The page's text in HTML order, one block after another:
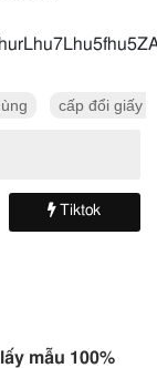
cấp đổi giấy
Tiktok
mẫu 100%